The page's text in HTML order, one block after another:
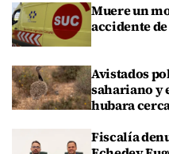
Muere un
accidente
Avistados
sahariano y
hubara
Fiscalía